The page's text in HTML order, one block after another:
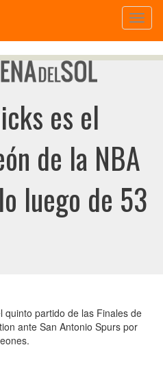
es el
de la NBA
luego de 53
quinto partido de las Finales de
ante San Antonio Spurs por